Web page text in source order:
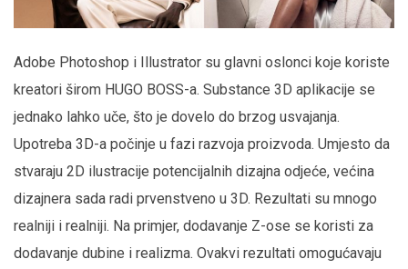
Adobe Photoshop i Illustrator su glavni oslonci koje koriste
kreatori širom HUGO BOSS-a. Substance 3D aplikacije se
jednako lahko uče, što je dovelo do brzog usvajanja.
Upotreba 3D-a počinje u fazi razvoja proizvoda. Umjesto da
stvaraju 2D ilustracije potencijalnih dizajna odjeće, većina
dizajnera sada radi prvenstveno u 3D. Rezultati su mnogo
realniji i realniji. Na primjer, dodavanje Z-ose se koristi za
dodavanje dubine i realizma. Ovakvi rezultati omogućavaju